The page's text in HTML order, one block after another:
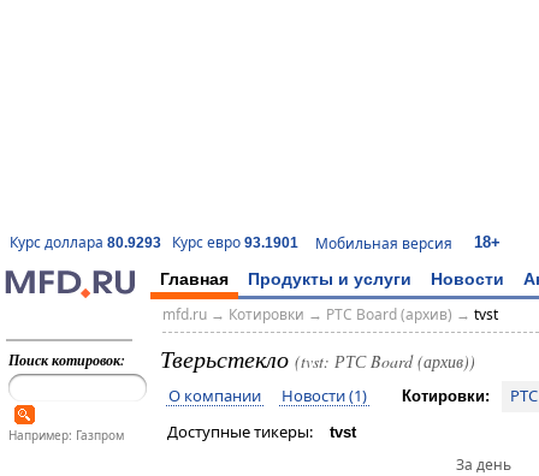
Курс доллара 80.9293 Курс евро 93.1901 Мобильная версия 18+
Главная Продукты и услуги Новости
Поиск котировок:
Например: Газпром
mfd.ru→ Котировки → РТС Board (архив) → tvst
Тверьстекло (tvst: РТС Board (архив))
О компании Новости (1) Котировки:
Доступные тикеры:
tvst
За день